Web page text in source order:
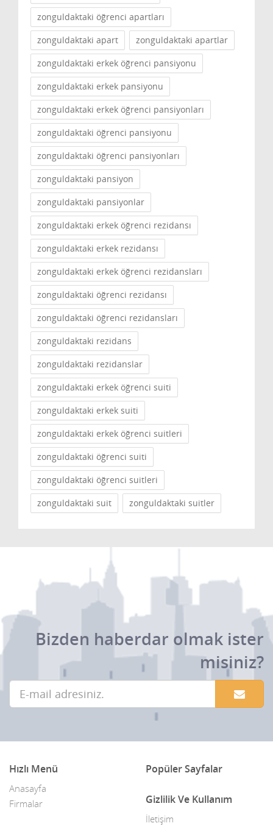
zonguldaktaki öğrenci apartları
zonguldaktaki apart
zonguldaktaki apartlar
zonguldaktaki erkek öğrenci pansiyonu
zonguldaktaki erkek pansiyonu
zonguldaktaki erkek öğrenci pansiyonları
zonguldaktaki öğrenci pansiyonu
zonguldaktaki öğrenci pansiyonları
zonguldaktaki pansiyon
zonguldaktaki pansiyonlar
zonguldaktaki erkek öğrenci rezidansı
zonguldaktaki erkek rezidansı
zonguldaktaki erkek öğrenci rezidansları
zonguldaktaki öğrenci rezidansı
zonguldaktaki öğrenci rezidansları
zonguldaktaki rezidans
zonguldaktaki rezidanslar
zonguldaktaki erkek öğrenci suiti
zonguldaktaki erkek suiti
zonguldaktaki erkek öğrenci suitleri
zonguldaktaki öğrenci suiti
zonguldaktaki öğrenci suitleri
zonguldaktaki suit
zonguldaktaki suitler
Bizden haberdar olmak ister
misiniz?
Hızlı Menü
Anasayfa
Firmalar
Popüler Sayfalar
Gizlilik Ve Kullanım
İletişim